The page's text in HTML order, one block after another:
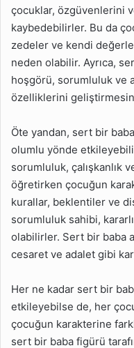
çocuklar, özgüvenlerini
kaybedebilirler. Bu da
zedeler ve kendi
neden olabilir. Ayrıca,
hoşgörü, sorumluluk ve
özelliklerini
Öte yandan, sert bir
olumlu yönde
sorumluluk, çalışkanlık
öğretirken çocuğun
kurallar, beklentiler ve
sorumluluk sahibi,
olabilirler. Sert bir baba
cesaret ve adalet gibi
Her ne kadar sert bir
etkileyebilse de, her
çocuğun karakterine
sert bir baba figürü